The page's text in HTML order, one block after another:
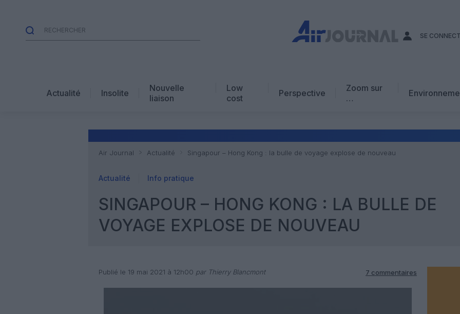
SE
Actualité Insolite
Nouvelle
liaison
Low
cost
Perspective
Zoom sur
…
Avis d’expert
Air Journal Actualité Singapour – Hong Kong : la bulle de voyage explose de nouveau
Actualité Info pratique
SINGAPOUR – HONG KONG : LA BULLE DE
VOYAGE EXPLOSE DE NOUVEAU
Publié le 19 mai 2021 à 12h00 par Thierry Blancmont 7 commentaires